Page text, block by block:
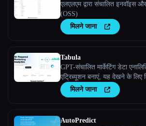
(OSS)
एलएलएम द्वारा संचालित इनवॉइस
(OSS)
मिलने जाना
Tabula
GPT-संचालित मार्केटिंग डेटा
एट्रिब्यूशन बनाएं, यह देखने के लिए
बदलने के लिए अलग-अलग मार्केटिंग
करते हैं
मिलने जाना
AutoPredict